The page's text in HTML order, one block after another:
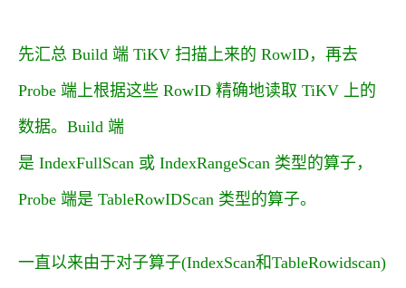
先汇总 Build 端 TiKV 扫描上来的 RowID，再去
Probe 端上根据这些 RowID 精确地读取 TiKV 上的
数据。Build 端
是 IndexFullScan 或 IndexRangeScan 类型的算子，
Probe 端是 TableRowIDScan 类型的算子。
一直以来由于对子算子(IndexScan和TableRowidscan)